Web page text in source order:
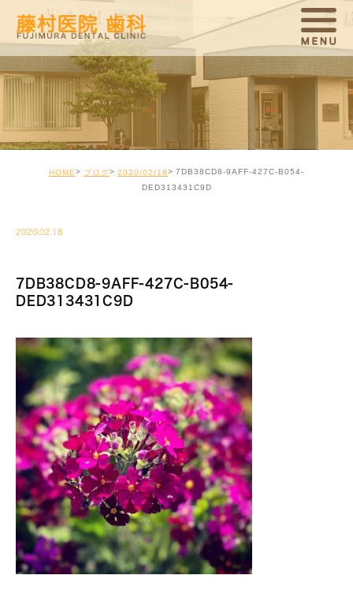
HOME ブログ 2020/02/18
7DB38CD8-9AFF-427C-B054-
DED313431C9D
2020.02.18
7DB38CD8-9AFF-427C-B054-
DED313431C9D